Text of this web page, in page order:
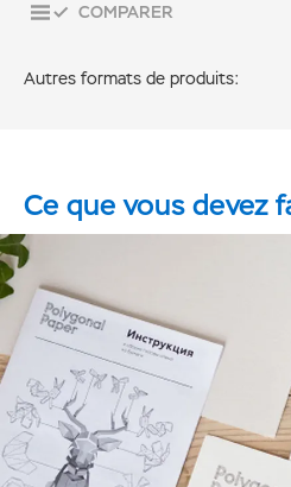
COMPARER
Autres formats de produits:
Ce que vous devez